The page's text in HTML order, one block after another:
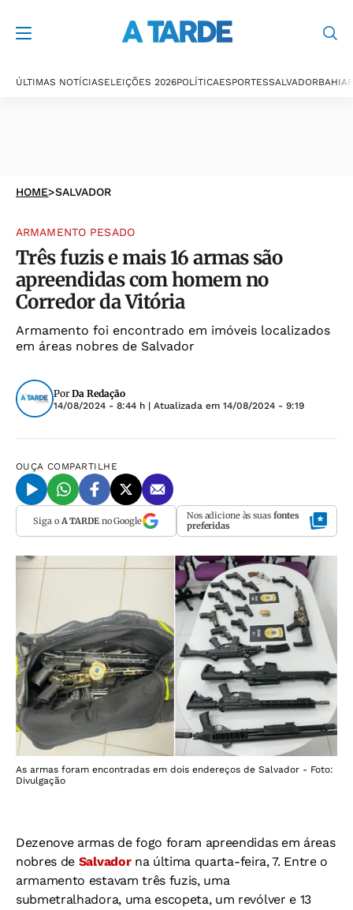
ÚLTIMAS NOTÍCIASELEIÇÕES 2026POLÍTICAESPORTESSALVADORBAHIA
HOME>SALVADOR
ARMAMENTO PESADO
Três fuzis e mais 16 armas são
apreendidas com homem no
Corredor da Vitória
Armamento foi encontrado em imóveis localizados
em áreas nobres de Salvador
Por Da Redação
14/08/2024 - 8:44 h | Atualizada em 14/08/2024 - 9:19
OUÇA COMPARTILHE
Siga o A TARDEno Google Nos adicione às suas fontes
preferidas
As armas foram encontradas em dois endereços de Salvador - Foto:
Divulgação
Dezenove armas de fogo foram apreendidas em áreas
nobres de Salvadorna última quarta-feira, 7. Entre o
armamento estavam três fuzis, uma
submetralhadora, uma escopeta, um revólver e 13